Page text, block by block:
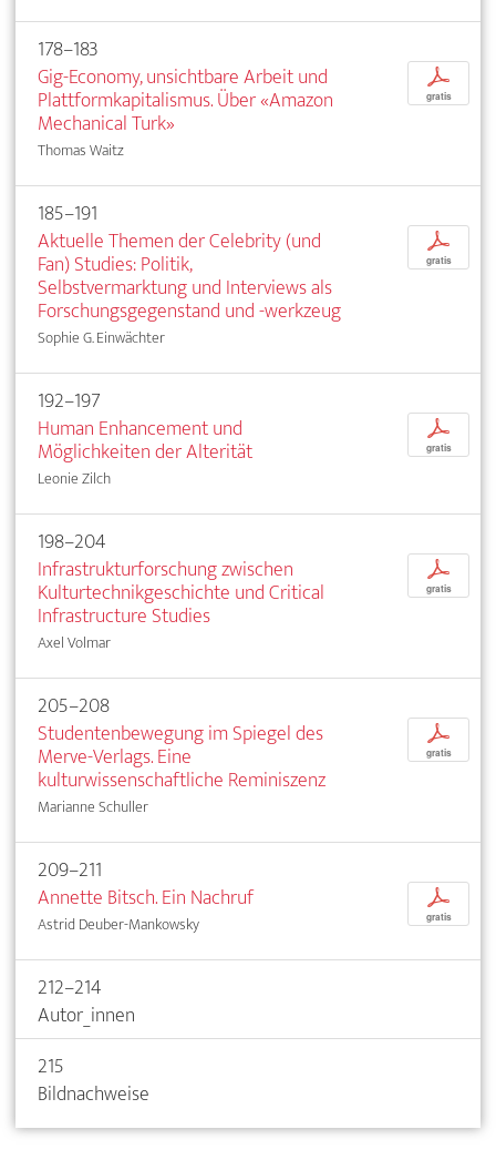
178–183
Gig-Economy, unsichtbare Arbeit und
Plattformkapitalismus. Über «Amazon
Mechanical Turk»
Thomas Waitz
p
gratis
185–191
Aktuelle Themen der Celebrity (und
Fan) Studies: Politik,
Selbstvermarktung und Interviews als
Forschungsgegenstand und -werkzeug
Sophie G. Einwächter
p
gratis
192–197
Human Enhancement und
Möglichkeiten der Alterität
Leonie Zilch
p
gratis
198–204
Infrastrukturforschung zwischen
Kulturtechnikgeschichte und Critical
Infrastructure Studies
Axel Volmar
p
gratis
205–208
Studentenbewegung im Spiegel des
Merve-Verlags. Eine
kulturwissenschaftliche Reminiszenz
Marianne Schuller
p
gratis
209–211
Annette Bitsch. Ein Nachruf
Astrid Deuber-Mankowsky
p
gratis
212–214
Autor_innen
215
Bildnachweise